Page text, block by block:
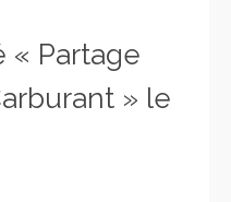
« Partage
» le